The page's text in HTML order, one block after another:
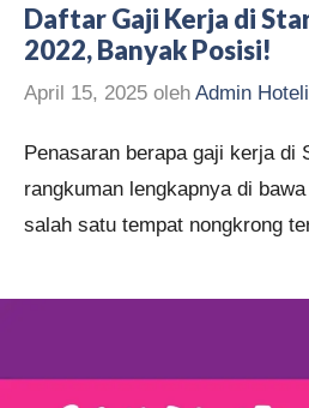
Daftar Gaji Kerja di
2022, Banyak Posisi!
April 15, 2025 oleh Admin
Penasaran berapa gaji kerja di
rangkuman lengkapnya di
salah satu tempat nongkrong